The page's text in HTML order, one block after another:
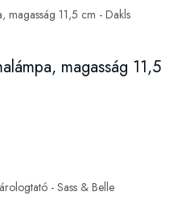
magasság 11,5